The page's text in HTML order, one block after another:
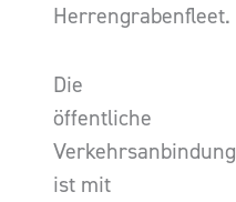
Herrengrabenfleet.
Die
öffentliche
Verkehrsanbindung
ist mit